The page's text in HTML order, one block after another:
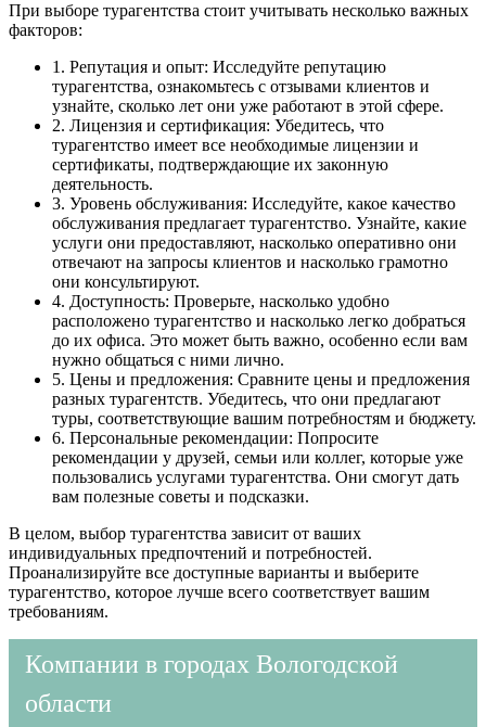
При выборе турагентства стоит учитывать несколько важных
факторов:
1. Репутация и опыт: Исследуйте репутацию
турагентства, ознакомьтесь с отзывами клиентов и
узнайте, сколько лет они уже работают в этой сфере.
2. Лицензия и сертификация: Убедитесь, что
турагентство имеет все необходимые лицензии и
сертификаты, подтверждающие их законную
деятельность.
3. Уровень обслуживания: Исследуйте, какое качество
обслуживания предлагает турагентство. Узнайте, какие
услуги они предоставляют, насколько оперативно они
отвечают на запросы клиентов и насколько грамотно
они консультируют.
4. Доступность: Проверьте, насколько удобно
расположено турагентство и насколько легко добраться
до их офиса. Это может быть важно, особенно если вам
нужно общаться с ними лично.
5. Цены и предложения: Сравните цены и предложения
разных турагентств. Убедитесь, что они предлагают
туры, соответствующие вашим потребностям и бюджету.
6. Персональные рекомендации: Попросите
рекомендации у друзей, семьи или коллег, которые уже
пользовались услугами турагентства. Они смогут дать
вам полезные советы и подсказки.
В целом, выбор турагентства зависит от ваших
индивидуальных предпочтений и потребностей.
Проанализируйте все доступные варианты и выберите
турагентство, которое лучше всего соответствует вашим
требованиям.
Компании в городах Вологодской
области